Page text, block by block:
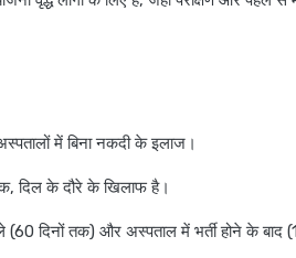
में बिना नकदी के इलाज।
दिल के दौरे के खिलाफ है।
(60 दिनों तक) और अस्पताल में भर्ती होने के बाद